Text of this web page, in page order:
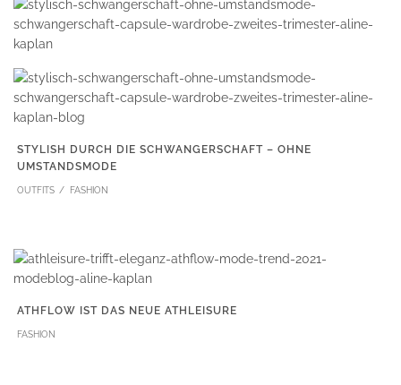
STYLISH DURCH DIE SCHWANGERSCHAFT – OHNE
UMSTANDSMODE
OUTFITS FASHION
ATHFLOW IST DAS NEUE ATHLEISURE
FASHION